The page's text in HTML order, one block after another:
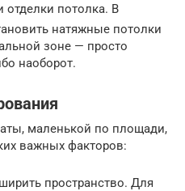
потолка. В
натяжные потолки
зоне — просто
наоборот.
маленькой по площади,
важных факторов:
пространство. Для